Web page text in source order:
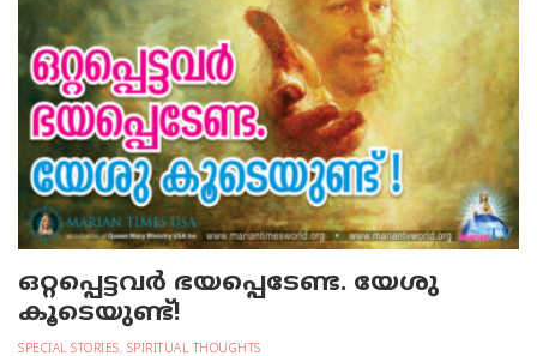
ഒറ്റപ്പെട്ടവര്‍ ഭയപ്പെടേണ്ട. യേശു
കൂടെയുണ്ട്!
SPECIAL STORIES, SPIRITUAL THOUGHTS